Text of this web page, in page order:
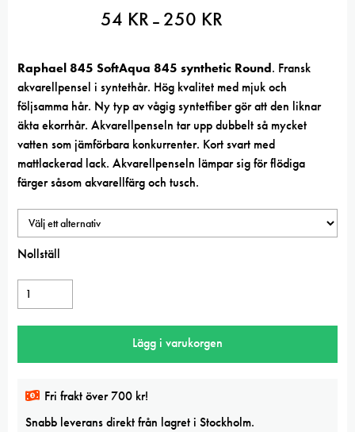
54 KR – 250 KR
Raphael 845 SoftAqua 845 synthetic Round. Fransk
akvarellpensel i syntethår. Hög kvalitet med mjuk och
följsamma hår. Ny typ av vågig syntetfiber gör att den liknar
äkta ekorrhår. Akvarellpenseln tar upp dubbelt så mycket
vatten som jämförbara konkurrenter. Kort svart med
mattlackerad lack. Akvarellpenseln lämpar sig för flödiga
färger såsom akvarellfärg och tusch.
Nollställ
Raphael
845
SoftAqua
Round
Lägg i varukorgen
Fri frakt över 700 kr!
Snabb leverans direkt från lagret i Stockholm.